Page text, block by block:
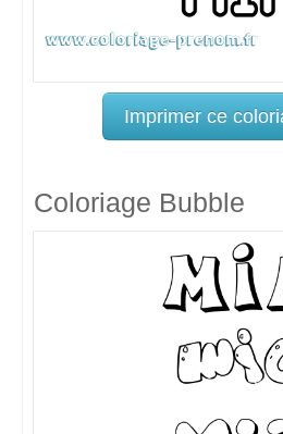
Imprimer ce
Coloriage Bubble